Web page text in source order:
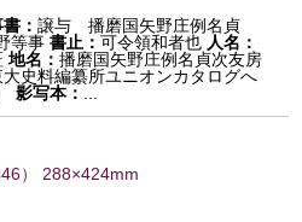
書：譲与 播磨国矢野庄例名貞
等事 書止：可令領和者也 人名：
地名：播磨国矢野庄例名貞次友房
大史料編纂所ユニオンカタログへ
影写本：
） 288×424mm